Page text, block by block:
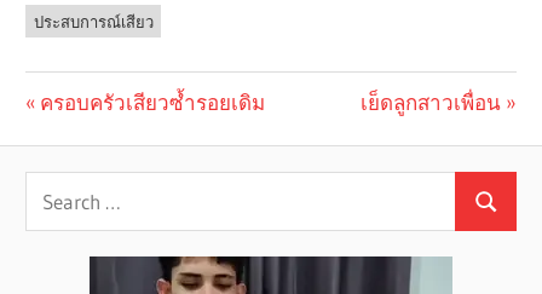
ประสบการณ์เสียว
navigation
Previous
ครอบครัวเสียวซ้ำรอยเดิม
Next
เย็ดลูกสาวเพื่อน